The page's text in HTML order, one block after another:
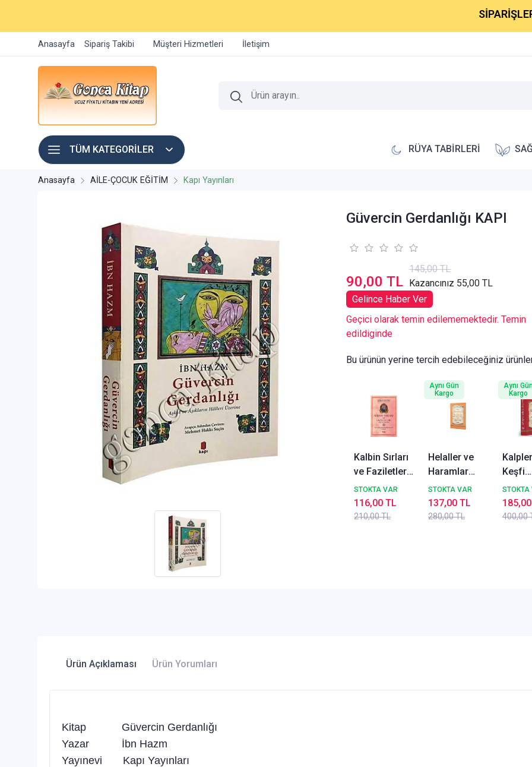
SİPARİŞLERİNİZ
Anasayfa Sipariş Takibi Müşteri Hizmetleri İletişim
TÜM KATEGORİLER RÜYA TABİRLERİ
Anasayfa AİLE-ÇOCUK EĞİTİM Kapı Yayınları
Güvercin Gerdanlığı KAPI
90,00 TL
145,00 TL
Kazancınız 55,00 TL
Gelince Haber Ver
Geçici olarak temin edilememektedir. Temin
edildiginde
Bu ürünün yerine tercih edebileceğiniz
Kalbin Sırları
ve Faziletleri
Kitabü Şerh-i
Acaibil Kalb
STOKTA VAR
210,00 TL
116,00 TL
Helaller ve
Haramlar
Kuba
Yayınevi
STOKTA VAR
280,00 TL
137,00 TL
Aynı Gün
Kargo
Keşfi
Kulub
STOKTA
400,00
Aynı
Kargo
Ürün Açıklaması Ürün Yorumları
Kitap Güvercin Gerdanlığı
Yazar İbn Hazm
Yayınevi Kapı Yayınları